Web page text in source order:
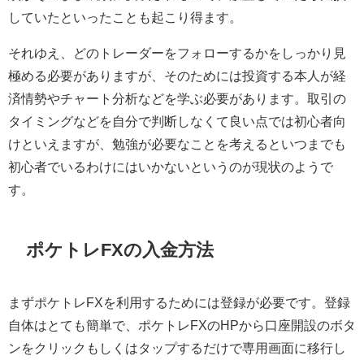
していたといったことも起こり得ます。
それゆえ、どのトレーダーをフォローするかをしっかり見
極める必要がありますが、そのためには投資する本人が経
済情勢やチャート分析などを学ぶ必要があります。取引の
タイミングなどを自分で判断しなくて良い点では初心者向
けといえますが、勉強が必要なことを考えるといつまでも
初心者でいるわけにはいかないというのが現状のようで
す。
ポケトレFXの入金方法
まずポケトレFXを利用するためには登録が必要です。登録
自体はとても簡単で、ポケトレFXのHPから口座開設のボタ
ンをクリックもしくはタップするだけで専用画面に移行し